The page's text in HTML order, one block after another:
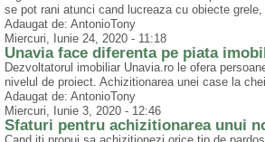
se pot rani atunci cand lucreaza cu obiecte
Adaugat de: AntonioTony
Miercuri, Iunie 24, 2020 - 11:18
Unavia face diferenta pe piata
Dezvoltatorul imobiliar Unavia.ro le ofera
nivelul de proiect. Achizitionarea unei case la
Adaugat de: AntonioTony
Miercuri, Iunie 3, 2020 - 12:46
Sfaturi pentru achizitionarea unui